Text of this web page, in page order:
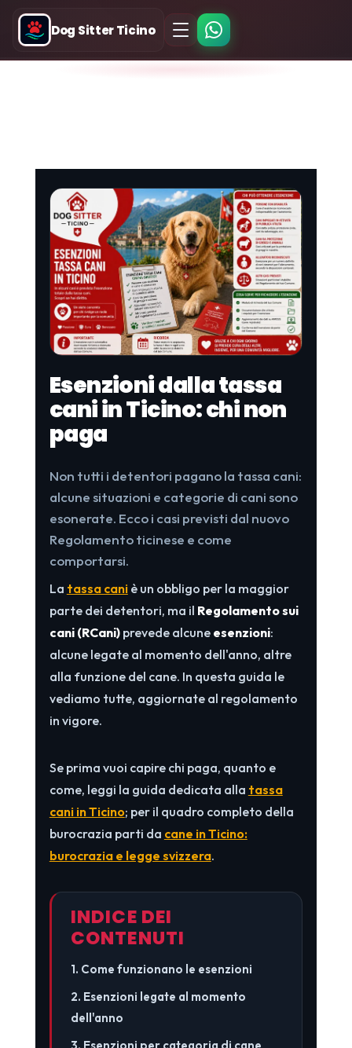
Dog Sitter Ticino
Esenzioni dalla tassa
cani in Ticino: chi non
paga
Non tutti i detentori pagano la tassa cani:
alcune situazioni e categorie di cani sono
esonerate. Ecco i casi previsti dal nuovo
Regolamento ticinese e come
comportarsi.
La tassa caniè un obbligo per la maggior
parte dei detentori, ma il Regolamento sui
cani (RCani)prevede alcune esenzioni:
alcune legate al momento dell'anno, altre
alla funzione del cane. In questa guida le
vediamo tutte, aggiornate al regolamento
in vigore.
Se prima vuoi capire chi paga, quanto e
come, leggi la guida dedicata alla tassa
cani in Ticino; per il quadro completo della
burocrazia parti da cane in Ticino:
burocrazia e legge svizzera.
INDICE DEI
CONTENUTI
1. Come funzionano le esenzioni
2. Esenzioni legate al momento
dell'anno